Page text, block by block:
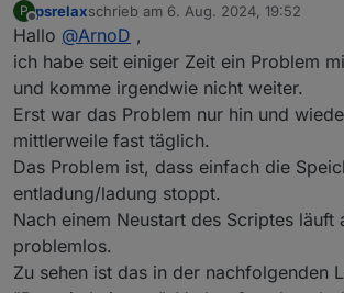
P
Offline
psrelaxschrieb am 6. Aug. 2024, 19:52
zuletzt editiert von
Hallo @ArnoD ,
ich habe seit einiger Zeit ein Problem
und komme irgendwie nicht weiter.
Erst war das Problem nur hin und
mittlerweile fast täglich.
Das Problem ist, dass einfach die
entladung/ladung stoppt.
Nach einem Neustart des Scriptes läuft
problemlos.
Zu sehen ist das in der nachfolgenden